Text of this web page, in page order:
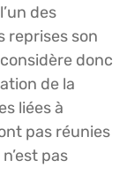
des
reprises son
donc
de la
liées à
pas réunies
pas